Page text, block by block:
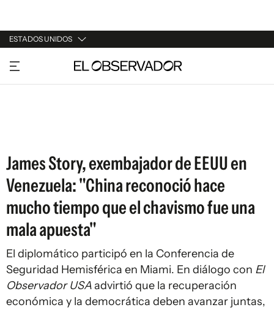
ESTADOS UNIDOS
URUGUAY
ARGENTINA
James Story, exembajador de EEUU en
Venezuela: "China reconoció hace
mucho tiempo que el chavismo fue una
mala apuesta"
El diplomático participó en la Conferencia de
Seguridad Hemisférica en Miami. En diálogo con El
Observador USAadvirtió que la recuperación
económica y la democrática deben avanzar juntas,